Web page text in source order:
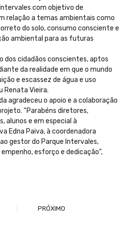
com objetivo de
relação a temas ambientais como
do solo, consumo consciente e
ambiental para as futuras
dos cidadãos conscientes, aptos
da realidade em que o mundo
e escassez de água e uso
Renata Vieira.
agradeceu o apoio e a colaboração
“Parabéns diretores,
alunos e em especial à
Edna Paiva, à coordenadora
gestor do Parque Intervales,
esforço e dedicação”,
PRÓXIMO